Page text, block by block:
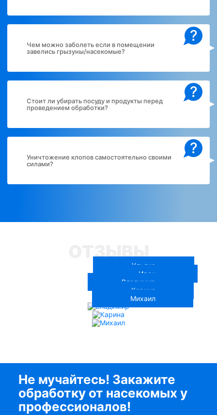
?
Чем можно заболеть если в помещении
завелись грызуны/насекомые?
?
Стоит ли убирать посуду и продукты перед
проведением обработки?
?
Уничтожение клопов самостоятельно своими
силами?
ОТЗЫВЫ
Ульяна
Иван
Владимир
Карина
Михаил
Не мучайтесь! Закажите
обработку от насекомых у
профессионалов!